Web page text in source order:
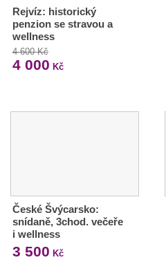
Rejvíz: historický
penzion se stravou a
wellness
4 600 Kč
4 000 Kč
České Švýcarsko:
snídaně, 3chod. večeře
i wellness
3 500 Kč